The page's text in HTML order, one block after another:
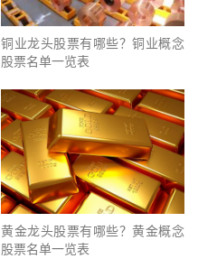
铜业龙头股票有哪些？铜业概念
股票名单一览表
黄金龙头股票有哪些？黄金概念
股票名单一览表